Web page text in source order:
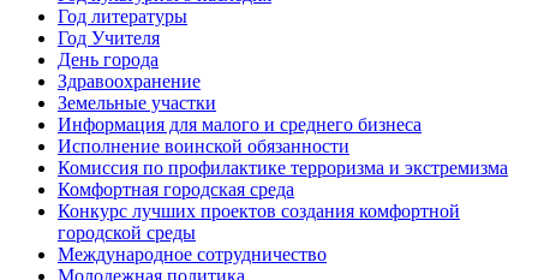
Год литературы
Год Учителя
День города
Здравоохранение
Земельные участки
Информация для малого и среднего бизнеса
Исполнение воинской обязанности
Комиссия по профилактике терроризма и экстремизма
Комфортная городская среда
Конкурс лучших проектов создания комфортной
городской среды
Международное сотрудничество